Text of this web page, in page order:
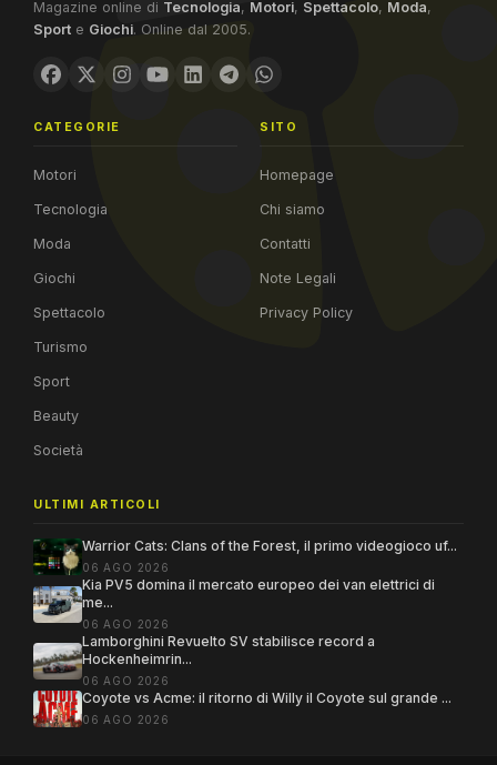
Magazine online di Tecnologia, Motori, Spettacolo, Moda,
Sport e Giochi. Online dal 2005.
CATEGORIE
Motori
Tecnologia
Moda
Giochi
Spettacolo
Turismo
Sport
Beauty
Società
SITO
Homepage
Chi siamo
Contatti
Note Legali
Privacy Policy
ULTIMI ARTICOLI
Warrior Cats: Clans of the Forest, il primo videogioco uf...
06 AGO 2026
Kia PV5 domina il mercato europeo dei van elettrici di
me...
06 AGO 2026
Lamborghini Revuelto SV stabilisce record a
Hockenheimrin...
06 AGO 2026
Coyote vs Acme: il ritorno di Willy il Coyote sul grande ...
06 AGO 2026